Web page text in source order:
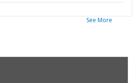
See More